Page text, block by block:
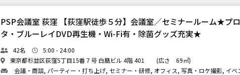
PSP会議室 荻窪 【荻窪駅徒歩５分】会議室／セミナールーム★プ
タ・ブルーレイDVD再生機・Wi-Fi有・除菌グッズ充実★
42名
5:00 - 24:00
東京都杉並区荻窪5丁目15番７号 白凰ビル 4階 401 (広さ 69㎡)
会議・商談, パーティー・打ち上げ, セミナー・研修, オフィス, 写真・ロケ撮影, イベ